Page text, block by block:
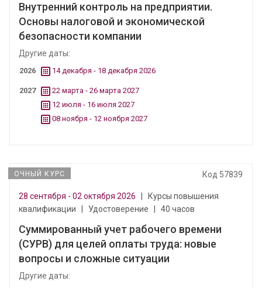
Внутренний контроль на предприятии.
Основы налоговой и экономической
безопасности компании
Другие даты:
2026 14 декабря - 18 декабря 2026
2027
22 марта - 26 марта 2027
12 июля - 16 июля 2027
08 ноября - 12 ноября 2027
ОЧНЫЙ КУРС Код 57839
28 сентября - 02 октября 2026
Курсы повышения
квалификации
Удостоверение 40 часов
Суммированный учет рабочего времени
(СУРВ) для целей оплаты труда: новые
вопросы и сложные ситуации
Другие даты: